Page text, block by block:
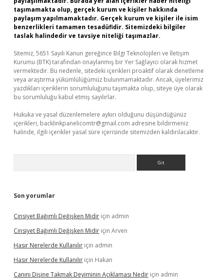
taşımamakta olup, gerçek kurum ve kişiler hakkında
paylaşım yapılmamaktadır. Gerçek kurum ve kişiler ile isim
benzerlikleri tamamen tesadüfidir. Sitemizdeki bilgiler
taslak halindedir ve tavsiye niteliği taşımazlar.
Sitemiz, 5651 Sayılı Kanun gereğince Bilgi Teknolojileri ve İletişim
Kurumu (BTK) tarafından onaylanmış bir Yer Sağlayıcı olarak hizmet
vermektedir. Bu nedenle, sitedeki içerikleri proaktif olarak denetleme
veya araştırma yükümlülüğümüz bulunmamaktadır. Ancak, üyelerimiz
yazdıkları içeriklerin sorumluluğunu taşımakta olup, siteye üye olarak
bu sorumluluğu kabul etmiş sayılırlar.
Hukuka ve yasal düzenlemelere aykırı olduğunu düşündüğünüz
içerikleri, backlinkpanelicomtr@gmail.com adresine bildirmeniz
halinde, ilgili içerikler yasal süre içerisinde sitemizden kaldırılacaktır.
Son yorumlar
Cinsiyet Bağımlı Değişken Midir için admin
Cinsiyet Bağımlı Değişken Midir için Arven
Hasır Nerelerde Kullanılır için admin
Hasır Nerelerde Kullanılır için Hakan
Canını Dişine Takmak Deyiminin Açıklaması Nedir için admin